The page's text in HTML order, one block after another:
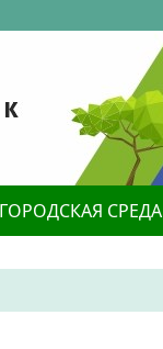
СРЕДА